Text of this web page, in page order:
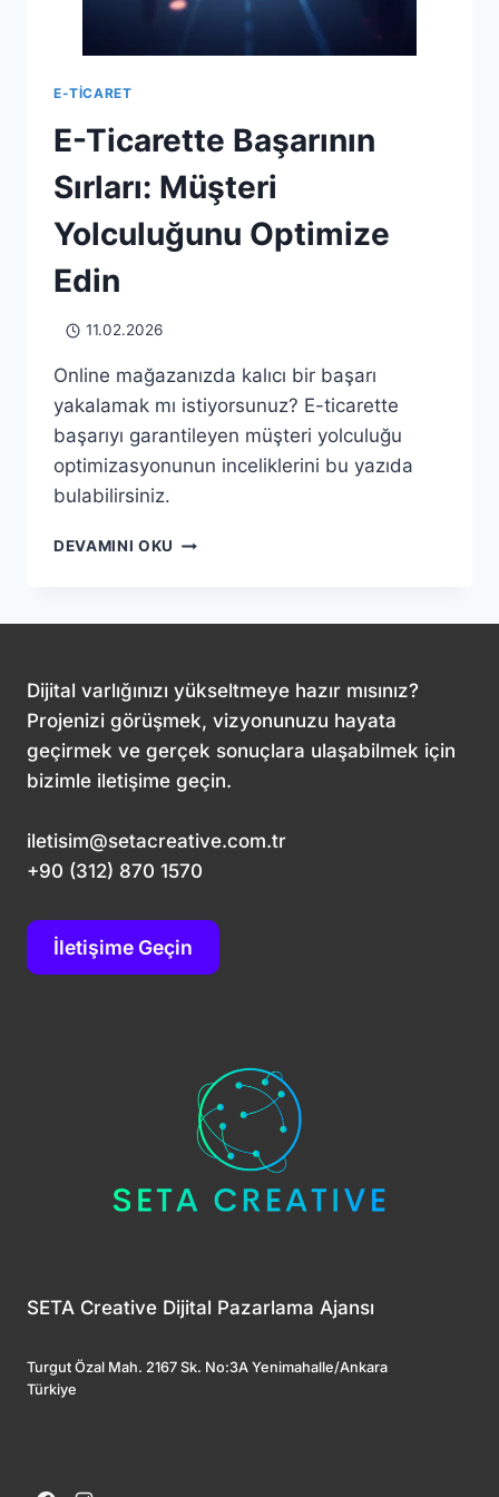
E-TICARET
E-Ticarette Başarının
Sırları: Müşteri
Yolculuğunu Optimize
Edin
11.02.2026
Online mağazanızda kalıcı bir başarı
yakalamak mı istiyorsunuz? E-ticarette
başarıyı garantileyen müşteri yolculuğu
optimizasyonunun inceliklerini bu yazıda
bulabilirsiniz.
DEVAMINI OKU E-
OPTIMIZE
EDIN
Dijital varlığınızı yükseltmeye hazır mısınız?
Projenizi görüşmek, vizyonunuzu hayata
geçirmek ve gerçek sonuçlara ulaşabilmek için
bizimle iletişime geçin.
iletisim@setacreative.com.tr
+90 (312) 870 1570
İletişime Geçin
SETA Creative Dijital Pazarlama Ajansı
Turgut Özal Mah. 2167 Sk. No:3A Yenimahalle/Ankara
Türkiye